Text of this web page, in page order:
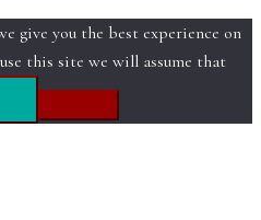
give you the best experience on
this site we will assume that